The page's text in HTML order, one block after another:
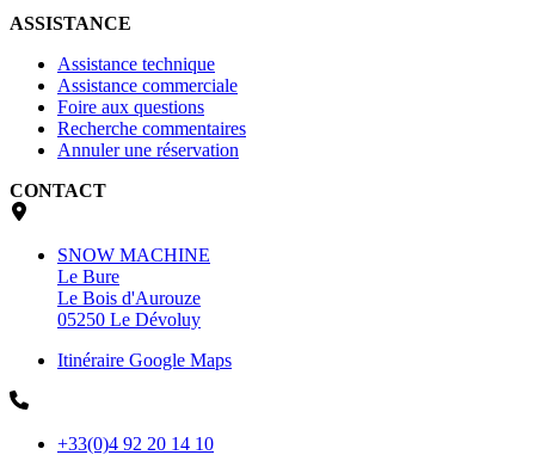
ASSISTANCE
Assistance technique
Assistance commerciale
Foire aux questions
Recherche commentaires
Annuler une réservation
CONTACT
SNOW MACHINE
Le Bure
Le Bois d'Aurouze
05250 Le Dévoluy
Itinéraire Google Maps
+33(0)4 92 20 14 10